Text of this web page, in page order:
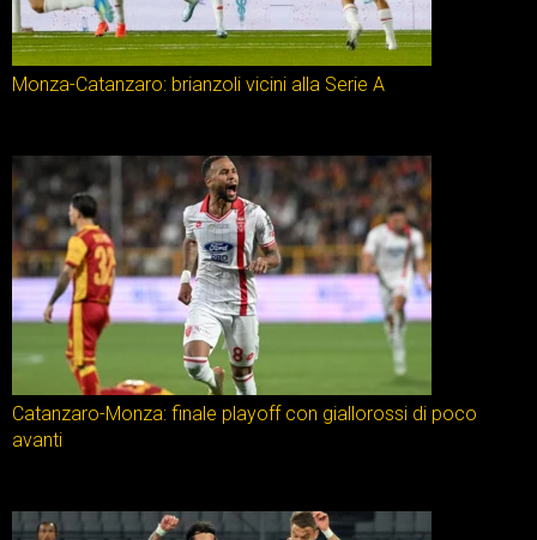
Monza-Catanzaro: brianzoli vicini alla Serie A
Catanzaro-Monza: finale playoff con giallorossi di poco
avanti